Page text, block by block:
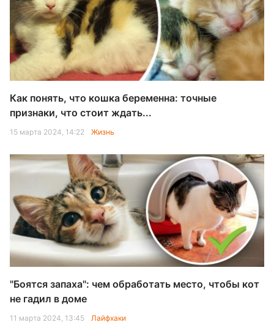
Как понять, что кошка беременна: точные
признаки, что стоит ждать...
15 марта 2024, 14:22 Жизнь
"Боятся запаха": чем обработать место, чтобы кот
не гадил в доме
11 марта 2024, 13:45 Лайфхаки